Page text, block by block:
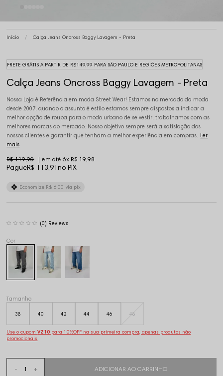
Início Calça Jeans Oncross Baggy Lavagem - Preta
FRETE GRÁTIS A PARTIR DE R$149,99 PARA SÃO PAULO E REGIÕES METROPOLITANAS
Calça Jeans Oncross Baggy Lavagem - Preta
Nossa Loja é Referência em moda Street Wear! Estamos no mercado da moda
desde 2007, quando o assunto é estilo estamos sempre dispostos a indicar a
melhor opção de roupa para o modo urbano de se vestir, trabalhamos com as
melhores marcas do mercado. Nosso objetivo sempre será a satisfação dos
nossos clientes e garantir que tenham a melhor experiência em compras. Ler
mais
PagueR$ 113,91no PIX
R$ 119,90 6x R$ 19,98
Economize R$ 6,00 via pix
(0)
Tamanho
38 40 42 44 46 48
Use o cupomVZ10 para 10%OFF na sua primeira compra, apenas produtos não
promocionais